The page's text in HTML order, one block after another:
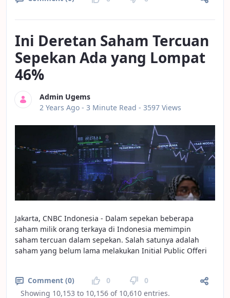
Ini Deretan Saham Tercuan
Sepekan Ada yang Lompat
46%
Admin Ugems
Published Date
2 Years Ago - 3 Minute Read - 3597 Views
Jakarta, CNBC Indonesia - Dalam sepekan beberapa
saham milik orang terkaya di Indonesia memimpin
saham tercuan dalam sepekan. Salah satunya adalah
saham yang belum lama melakukan Initial Public Offeri
Comment (0) 0
0
Showing 10,153 to 10,156 of 10,610 entries.